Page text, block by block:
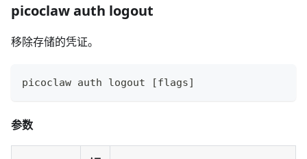
picoclaw auth logout
移除存储的凭证。
picoclaw auth logout [flags]
参数